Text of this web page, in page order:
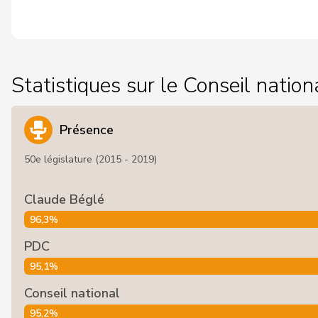
Statistiques sur le Conseil
Présence
50e législature (2015 - 2019)
Claude Béglé
96,3%
PDC
95,1%
Conseil national
95,2%